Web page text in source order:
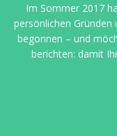
Im Sommer 2017
persönlichen
begonnen – und
berichten: damit